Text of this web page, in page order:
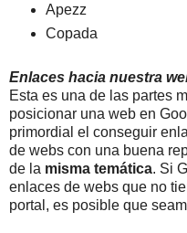
Apezz
Copada
Enlaces hacia nuestra
Esta es una de las partes
posicionar una web en
primordial el conseguir
de webs con una buena
de la misma temática. Si
enlaces de webs que no
portal, es posible que